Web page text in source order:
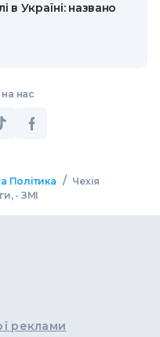
в Україні: названо
нас
Політика / Чехія
- ЗМІ
реклами